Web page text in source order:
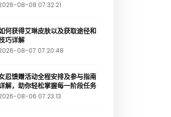
08-08 07:32:21
何获得艾琳皮肤以及获取途径和
巧详解
08-07 07:20:48
忍馈赠活动全程安排及参与指南
解，助你轻松掌握每一阶段任务
08-06 07:23:13